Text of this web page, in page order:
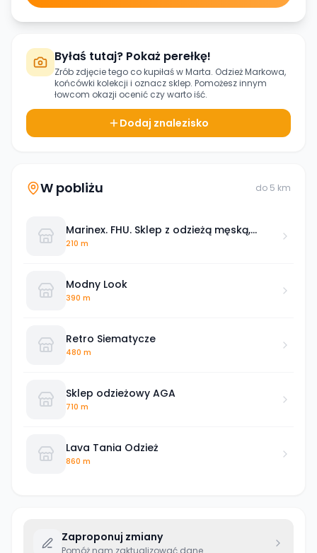
Byłaś tutaj? Pokaż perełkę!
Zrób zdjęcie tego co kupiłaś wMarta. Odzież Markowa,
końcówki kolekcji i oznacz sklep. Pomożesz innym
łowcom okazji ocenić czy warto iść.
Dodaj znalezisko
W pobliżu do 5 km
Marinex. FHU. Sklep z odzieżą męską,
damską, młodzieżową
210 m
Modny Look
390 m
Retro Siematycze
480 m
Sklep odzieżowy AGA
710 m
Lava Tania Odzież
860 m
Zaproponuj zmiany
Pomóż nam zaktualizować dane